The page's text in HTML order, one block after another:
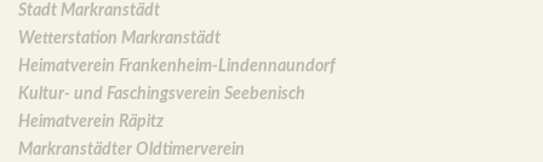
Stadt Markranstädt
Wetterstation Markranstädt
Heimatverein Frankenheim-Lindennaundorf
Kultur- und Faschingsverein Seebenisch
Heimatverein Räpitz
Markranstädter Oldtimerverein